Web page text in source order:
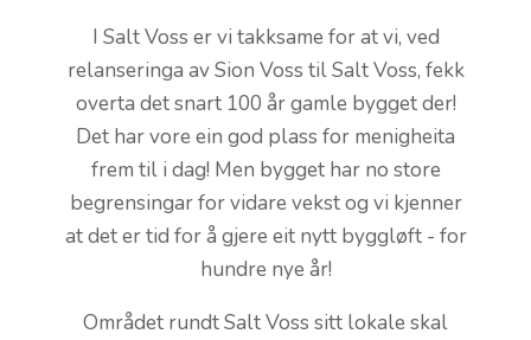
I Salt Voss er vi takksame for at vi, ved
relanseringa av Sion Voss til Salt Voss, fekk
overta det snart 100 år gamle bygget der!
Det har vore ein god plass for menigheita
frem til i dag! Men bygget har no store
begrensingar for vidare vekst og vi kjenner
at det er tid for å gjere eit nytt byggløft - for
hundre nye år!
Området rundt Salt Voss sitt lokale skal